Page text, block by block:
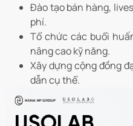
Đào tạo bán hàng,
phí.
Tổ chức các buổi
nâng cao kỹ năng.
Xây dựng cộng đồng
dẫn cụ thể.